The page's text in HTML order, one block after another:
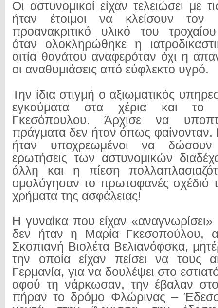
Οι αστυνομικοί είχαν τελειώσει με
ήταν έτοιμοι να κλείσουν
προανακριτικό υλικό του
όταν ολοκληρώθηκε η
αιτία θανάτου αναφερόταν όχι η
οι αναθυμιάσεις από εύφλεκτο υγρό.
Την ίδια στιγμή ο αξιωματικός
εγκαύματα στα χέρια και
Γκεσόπουλου. Άρχισε να
πράγματα δεν ήταν όπως φαίνονταν.
ήταν υποχρεωμένοι να δώσουν
ερωτήσεις των αστυνομικών
άλλη και η πίεση
ομολόγησαν το πρωτοφανές σχέδιό
χρήματα της ασφάλειας!
Η γυναίκα που είχαν «αναγνωρίσει»
δεν ήταν η Μαρία Γκεσοπούλου,
Σκοπιανή Βιολέτα Βελιανόφσκα,
την οποία είχαν πείσει να τους
Γερμανία, για να δουλέψει στο
αφού τη νάρκωσαν, την έβαλαν στο
πήραν το δρόμο Φλώρινας –